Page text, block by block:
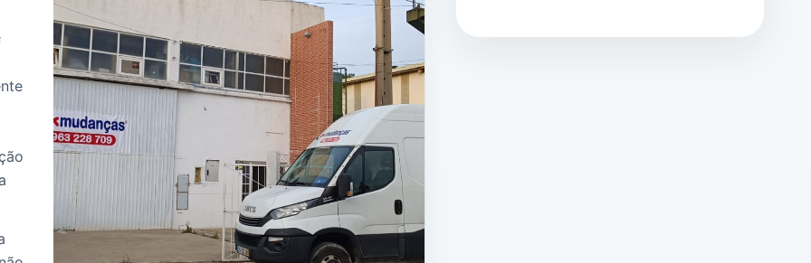
formulário.
Ligue agora 963 228 709 e conheça já o nosso
serviço e disponha da nossa análise do seu serviço
gratuitamente!
Departamento comercial
Conheça as nossas promoções e condições de
serviço
OK